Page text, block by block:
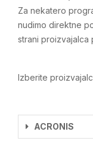
Za nekatero
nudimo direktne
strani proizvajalca
Izberite
ACRONIS